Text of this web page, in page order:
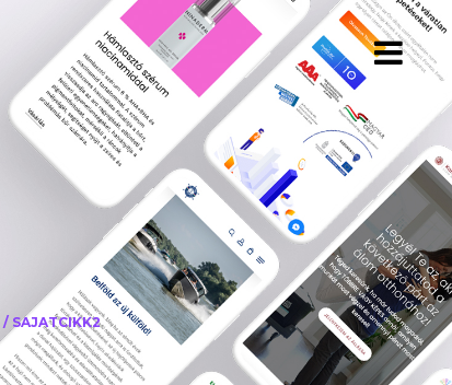
/ SAJATCIKK2